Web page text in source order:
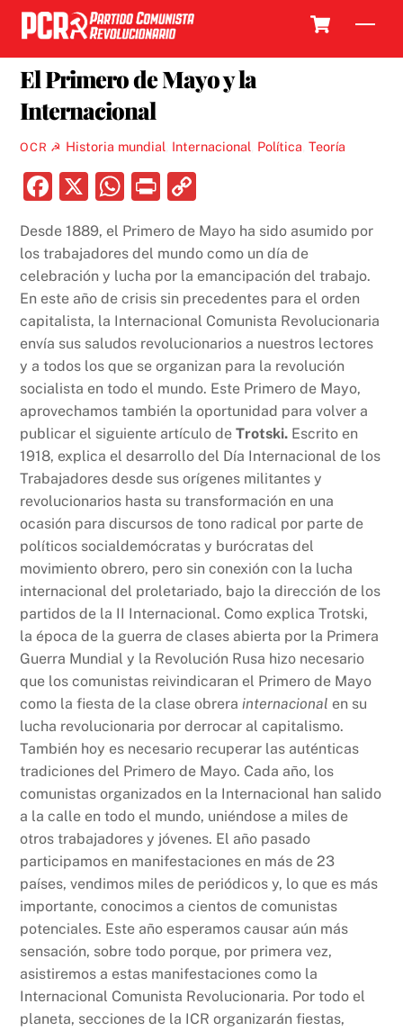
Skip
content
El Primero de Mayo y la
Internacional
OCR ☭ Historia mundial Internacional Política Teoría
F
c
e
b
o
o
k
X
W
at
s
A
p
p
P
nt p
y
Li
n
k
Desde 1889, el Primero de Mayo ha sido asumido por
los trabajadores del mundo como un día de
celebración y lucha por la emancipación del trabajo.
En este año de crisis sin precedentes para el orden
capitalista, la Internacional Comunista Revolucionaria
envía sus saludos revolucionarios a nuestros lectores
y a todos los que se organizan para la revolución
socialista en todo el mundo. Este Primero de Mayo,
aprovechamos también la oportunidad para volver a
publicar el siguiente artículo deTrotski. Escrito en
1918, explica el desarrollo del Día Internacional de los
Trabajadores desde sus orígenes militantes y
revolucionarios hasta su transformación en una
ocasión para discursos de tono radical por parte de
políticos socialdemócratas y burócratas del
movimiento obrero, pero sin conexión con la lucha
internacional del proletariado, bajo la dirección de los
partidos de la II Internacional. Como explica Trotski,
la época de la guerra de clases abierta por la Primera
Guerra Mundial y la Revolución Rusa hizo necesario
que los comunistas reivindicaran el Primero de Mayo
como la fiesta de la clase obrera internacional en su
lucha revolucionaria por derrocar al capitalismo.
También hoy es necesario recuperar las auténticas
tradiciones del Primero de Mayo. Cada año, los
comunistas organizados en la Internacional han salido
a la calle en todo el mundo, uniéndose a miles de
otros trabajadores y jóvenes. El año pasado
participamos en manifestaciones en más de 23
países, vendimos miles de periódicos y, lo que es más
importante, conocimos a cientos de comunistas
potenciales. Este año esperamos causar aún más
sensación, sobre todo porque, por primera vez,
asistiremos a estas manifestaciones como la
Internacional Comunista Revolucionaria. Por todo el
planeta, secciones de la ICR organizarán fiestas,